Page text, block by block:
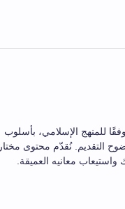
للمنهج الإسلامي، بأسلوب
التقديم. نُقدّم محتوى مختار
معانيه العميقة.